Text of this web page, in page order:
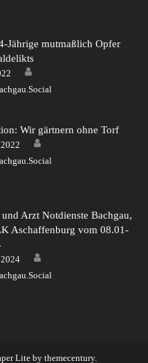
Jährige mutmaßlich Opfer
Wir gärtnern ohne Torf
Arzt Notdienste Bachgau,
Aschaffenburg vom 08.01-
Lite by themecentury.